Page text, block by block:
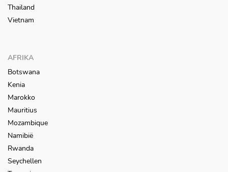
Thailand
Vietnam
AFRIKA
Botswana
Kenia
Marokko
Mauritius
Mozambique
Namibië
Rwanda
Seychellen